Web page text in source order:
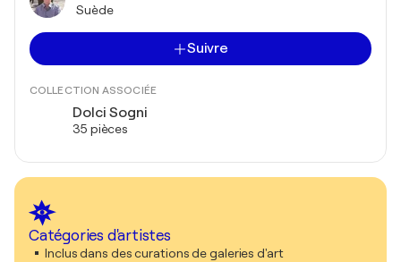
Suède
Suivre
COLLECTION ASSOCIÉE
Dolci Sogni
35 pièces
Catégories d'artistes
Inclus dans des curations de galeries d'art